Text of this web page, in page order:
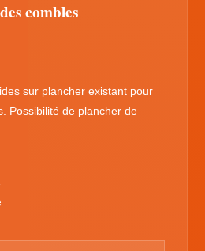
combles
sur plancher existant pour
Possibilité de plancher de